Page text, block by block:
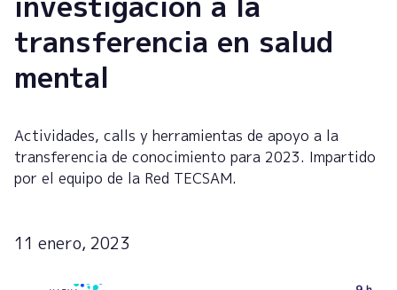
transferencia en salud
mental
Actividades, calls y herramientas de apoyo a la
transferencia de conocimiento para 2023. Impartido
por el equipo de la Red TECSAM.
11 enero, 2023